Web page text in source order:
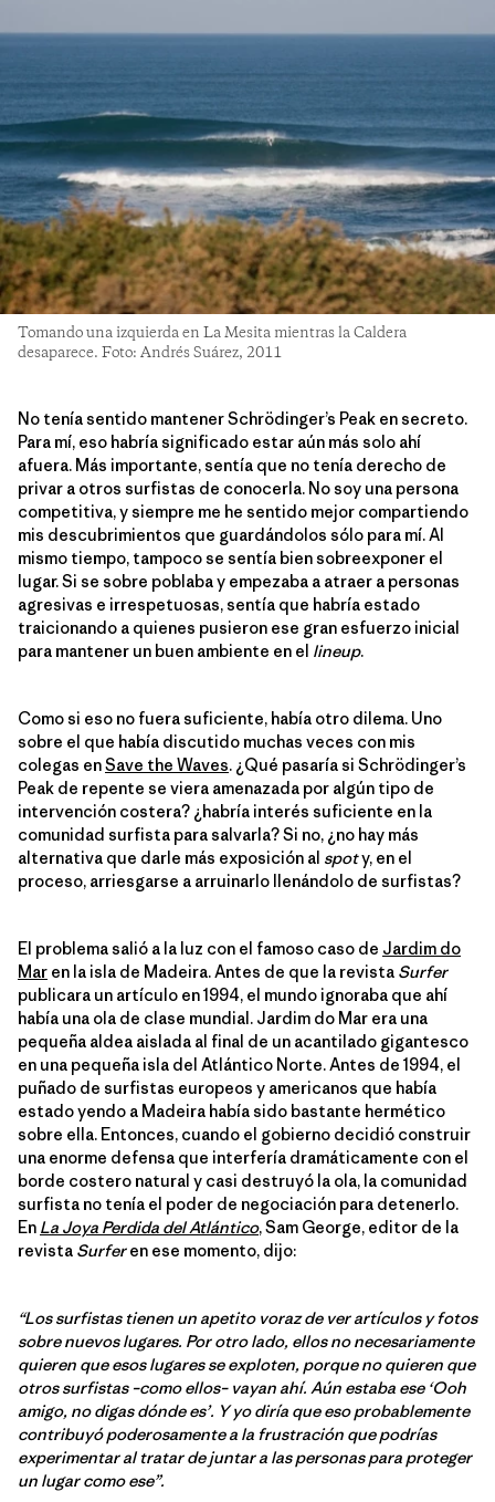
Tomando una izquierda en La Mesita mientras la Caldera
desaparece. Foto: Andrés Suárez, 2011
No tenía sentido mantener Schrödinger’s Peak en secreto.
Para mí, eso habría significado estar aún más solo ahí
afuera. Más importante, sentía que no tenía derecho de
privar a otros surfistas de conocerla. No soy una persona
competitiva, y siempre me he sentido mejor compartiendo
mis descubrimientos que guardándolos sólo para mí. Al
mismo tiempo, tampoco se sentía bien sobreexponer el
lugar. Si se sobre poblaba y empezaba a atraer a personas
agresivas e irrespetuosas, sentía que habría estado
traicionando a quienes pusieron ese gran esfuerzo inicial
para mantener un buen ambiente en el lineup.
Como si eso no fuera suficiente, había otro dilema. Uno
sobre el que había discutido muchas veces con mis
colegas enSave the Waves. ¿Qué pasaría si Schrödinger’s
Peak de repente se viera amenazada por algún tipo de
intervención costera? ¿habría interés suficiente en la
comunidad surfista para salvarla? Si no, ¿no hay más
alternativa que darle más exposición al spoty, en el
proceso, arriesgarse a arruinarlo llenándolo de surfistas?
El problema salió a la luz con el famoso caso de Jardim do
Mar en la isla de Madeira. Antes de que la revista Surfer
publicara un artículo en 1994, el mundo ignoraba que ahí
había una ola de clase mundial. Jardim do Mar era una
pequeña aldea aislada al final de un acantilado gigantesco
en una pequeña isla del Atlántico Norte. Antes de 1994, el
puñado de surfistas europeos y americanos que había
estado yendo a Madeira había sido bastante hermético
sobre ella. Entonces, cuando el gobierno decidió construir
una enorme defensa que interfería dramáticamente con el
borde costero natural y casi destruyó la ola, la comunidad
surfista no tenía el poder de negociación para detenerlo.
En La Joya Perdida del Atlántico, Sam George, editor de la
revista Surferen ese momento, dijo:
“Los surfistas tienen un apetito voraz de ver artículos y fotos
sobre nuevos lugares. Por otro lado, ellos no necesariamente
quieren que esos lugares se exploten, porque no quieren que
otros surfistas –como ellos– vayan ahí. Aún estaba ese ‘Ooh
amigo, no digas dónde es’. Y yo diría que eso probablemente
contribuyó poderosamente a la frustración que podrías
experimentar al tratar de juntar a las personas para proteger
un lugar como ese”.